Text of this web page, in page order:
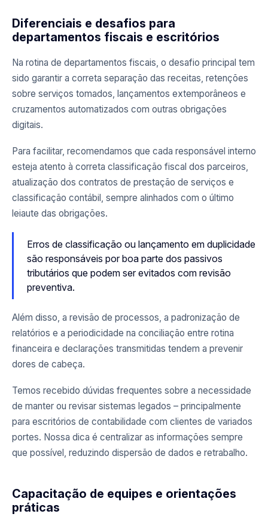
Diferenciais e desafios para
departamentos fiscais e escritórios
Na rotina de departamentos fiscais, o desafio principal tem
sido garantir a correta separação das receitas, retenções
sobre serviços tomados, lançamentos extemporâneos e
cruzamentos automatizados com outras obrigações
digitais.
Para facilitar, recomendamos que cada responsável interno
esteja atento à correta classificação fiscal dos parceiros,
atualização dos contratos de prestação de serviços e
classificação contábil, sempre alinhados com o último
leiaute das obrigações.
Erros de classificação ou lançamento em duplicidade
são responsáveis por boa parte dos passivos
tributários que podem ser evitados com revisão
preventiva.
Além disso, a revisão de processos, a padronização de
relatórios e a periodicidade na conciliação entre rotina
financeira e declarações transmitidas tendem a prevenir
dores de cabeça.
Temos recebido dúvidas frequentes sobre a necessidade
de manter ou revisar sistemas legados – principalmente
para escritórios de contabilidade com clientes de variados
portes. Nossa dica é centralizar as informações sempre
que possível, reduzindo dispersão de dados e retrabalho.
Capacitação de equipes e orientações
práticas